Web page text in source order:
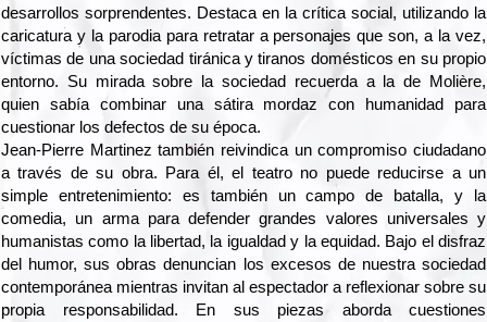
desarrollos sorprendentes. Destaca en la crítica social, utilizando la
caricatura y la parodia para retratar a personajes que son, a la vez,
víctimas de una sociedad tiránica y tiranos domésticos en su propio
entorno. Su mirada sobre la sociedad recuerda a la de Molière,
quien sabía combinar una sátira mordaz con humanidad para
cuestionar los defectos de su época.
Jean-Pierre Martinez también reivindica un compromiso ciudadano
a través de su obra. Para él, el teatro no puede reducirse a un
simple entretenimiento: es también un campo de batalla, y la
comedia, un arma para defender grandes valores universales y
humanistas como la libertad, la igualdad y la equidad. Bajo el disfraz
del humor, sus obras denuncian los excesos de nuestra sociedad
contemporánea mientras invitan al espectador a reflexionar sobre su
propia responsabilidad. En sus piezas aborda cuestiones